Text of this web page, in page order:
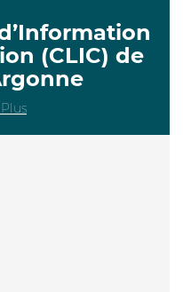
(CLIC) de